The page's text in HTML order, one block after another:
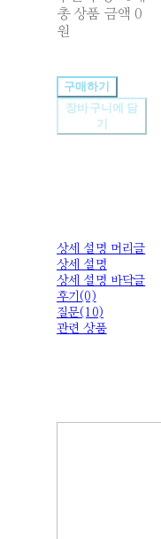
총 상품 금액 0
원
구매하기
장바구니에 담
기
상세 설명 머리글
상세 설명
상세 설명 바닥글
후기(0)
질문(10)
관련 상품